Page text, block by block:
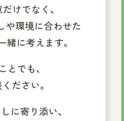
けでなく、
や環境に合わせた
緒に考えます。
とでも、
ださい。
に寄り添い、